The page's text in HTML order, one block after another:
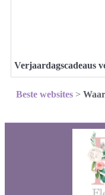
Verjaardagscadeaus
Beste websites >